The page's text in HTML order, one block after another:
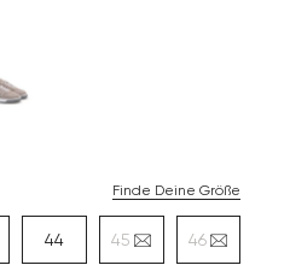
Finde Deine Größe
44 45 46